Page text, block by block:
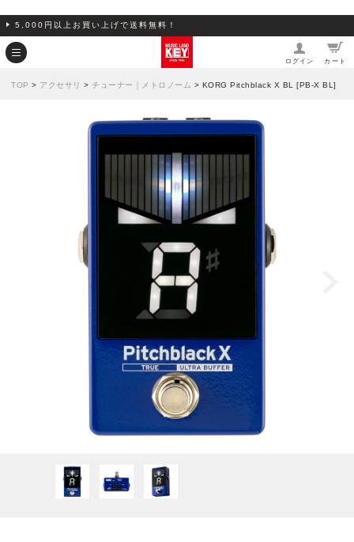
5,000円以上お買い上げで送料無料！
ログイン カート
TOP > アクセサリ > チューナー｜メトロノーム > KORG Pitchblack X BL [PB-X BL]